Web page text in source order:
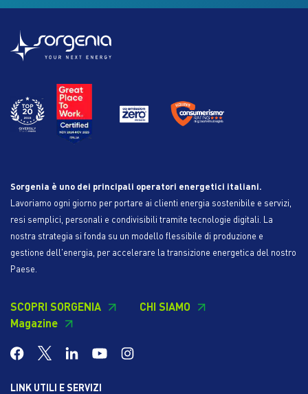
Sorgenia è uno dei principali operatori energetici italiani.
Lavoriamo ogni giorno per portare ai clienti energia sostenibile e servizi,
resi semplici, personali e condivisibili tramite tecnologie digitali. La
nostra strategia si fonda su un modello flessibile di produzione e
gestione dell'energia, per accelerare la transizione energetica del nostro
Paese.
SCOPRI SORGENIA
CHI SIAMO
Magazine
LINK UTILI E SERVIZI